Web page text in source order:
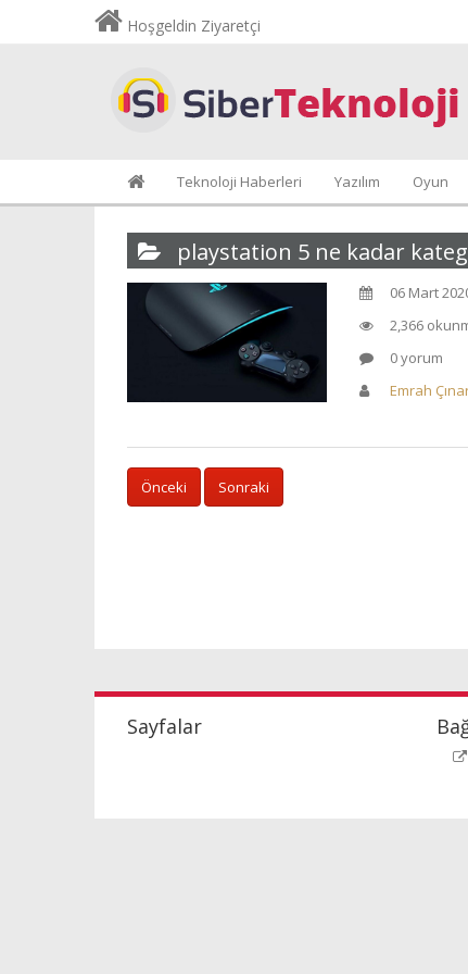
Hoşgeldin Ziyaretçi
Teknoloji Haberleri Yazılım Oyun
playstation 5 ne kadar
06 Mart
2,366
0 yorum
Emrah
Önceki Sonraki
Sayfalar